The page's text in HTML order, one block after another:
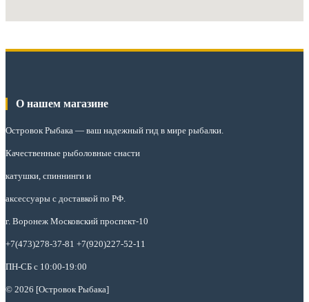
О нашем магазине
Островок Рыбака — ваш надежный гид в мире рыбалки.
Качественные рыболовные снасти
катушки, спиннинги и
аксессуары с доставкой по РФ.
г. Воронеж Московский проспект-10
+7(473)278-37-81 +7(920)227-52-11
ПН-СБ с 10:00-19:00
© 2026 [Островок Рыбака]